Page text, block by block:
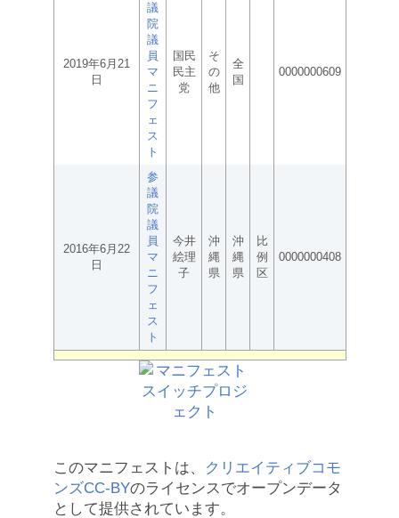
2019年6月21
日
議
院
議
員
マ
ニ
フ
ェ
ス
ト
国民
民主
党
そ
の
他
全
国
0000000609
2016年6月22
日
参
議
院
議
員
マ
ニ
フ
ェ
ス
ト
今井
絵理
子
沖
縄
県
沖
縄
県
比
例
区
0000000408
このマニフェストは、
クリエイティブコモ
ンズCC-BYのライセンスでオープンデータ
として提供されています。